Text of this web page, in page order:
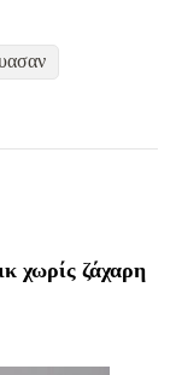
χωρίς ζάχαρη